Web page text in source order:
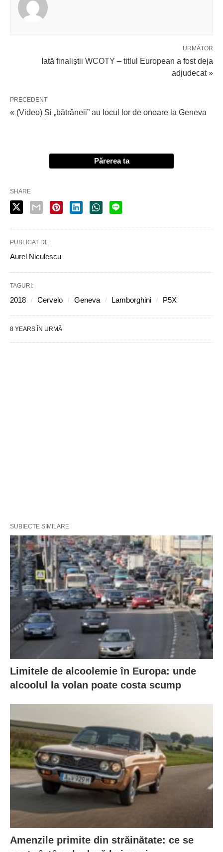
URMĂTOR
Iată finaliștii WCOTY – titlul European a fost deja
adjudecat »
PRECEDENT
« (Video) Și „bătrâneii” au locul lor de onoare la Geneva
Părerea ta
SHARE
PUBLICAT DE
Aurel Niculescu
TAGURI:
2018 Cervelo Geneva Lamborghini P5X
8 YEARS ÎN URMĂ
SUBIECTE SIMILARE
Limitele de alcoolemie în Europa: unde
alcoolul la volan poate costa scump
Amenzile primite din străinătate: ce se